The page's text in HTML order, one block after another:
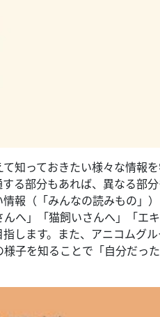
知っておきたい様々な情報
る部分もあれば、異なる部
報（「みんなの読みもの」
へ」「猫飼いさんへ」「エ
します。また、アニコムグ
子を知ることで「自分だっ